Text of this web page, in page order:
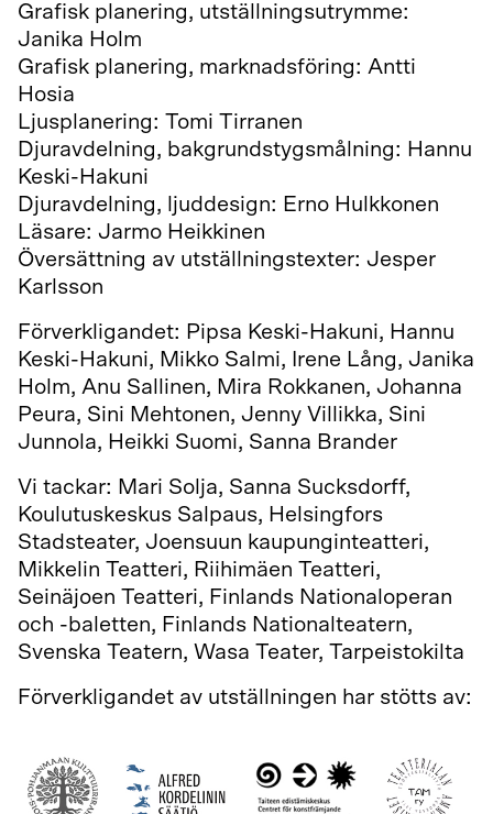
Grafisk planering, utställningsutrymme:
Janika Holm
Grafisk planering, marknadsföring: Antti
Hosia
Ljusplanering: Tomi Tirranen
Djuravdelning, bakgrundstygsmålning: Hannu
Keski-Hakuni
Djuravdelning, ljuddesign: Erno Hulkkonen
Läsare: Jarmo Heikkinen
Översättning av utställningstexter: Jesper
Karlsson
Förverkligandet: Pipsa Keski-Hakuni, Hannu
Keski-Hakuni, Mikko Salmi, Irene Lång, Janika
Holm, Anu Sallinen, Mira Rokkanen, Johanna
Peura, Sini Mehtonen, Jenny Villikka, Sini
Junnola, Heikki Suomi, Sanna Brander
Vi tackar: Mari Solja, Sanna Sucksdorff,
Koulutuskeskus Salpaus, Helsingfors
Stadsteater, Joensuun kaupunginteatteri,
Mikkelin Teatteri, Riihimäen Teatteri,
Seinäjoen Teatteri, Finlands Nationaloperan
och -baletten, Finlands Nationalteatern,
Svenska Teatern, Wasa Teater, Tarpeistokilta
Förverkligandet av utställningen har stötts av: